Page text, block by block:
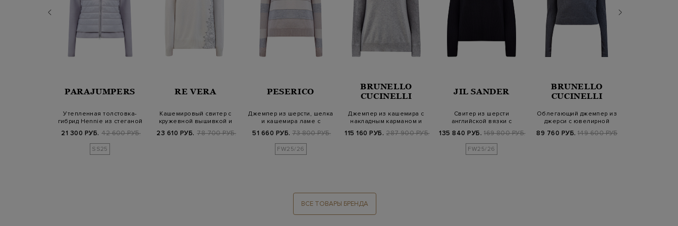
PARAJUMPERS
Утепленная толстовка-
гибрид Hennie из стеганой
21 300 РУБ. 42 600 РУБ.
SS25
RE VERA
Кашемировый свитер с
кружевной вышивкой и
23 610 РУБ. 78 700 РУБ.
PESERICO
Джемпер из шерсти, шелка
и кашемира ламе с
51 660 РУБ. 73 800 РУБ.
FW25/26
BRUNELLO
CUCINELLI
Джемпер из кашемира с
накладным карманом и
115 160 РУБ. 287 900 РУБ.
JIL SANDER
Свитер из шерсти
английской вязки с
135 840 РУБ. 169 800 РУБ.
FW25/26
BRUNELLO
CUCINELLI
Облегающий джемпер из
джерси с ювелирной
89 760 РУБ. 149 600 РУБ.
ВСЕ ТОВАРЫ БРЕНДА